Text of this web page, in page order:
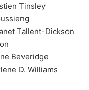
Tinsley
Tallent-Dickson
D. Williams